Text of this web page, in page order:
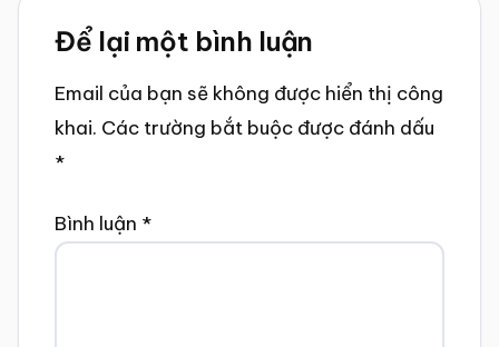
Interactions
Để lại một bình luận
Email của bạn sẽ không được hiển thị công
khai. Các trường bắt buộc được đánh dấu
*
Bình luận *